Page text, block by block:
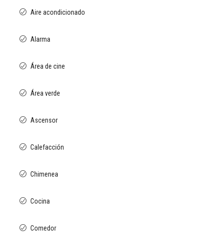
Aire acondicionado
Alarma
Área de cine
Área verde
Ascensor
Calefacción
Chimenea
Cocina
Comedor